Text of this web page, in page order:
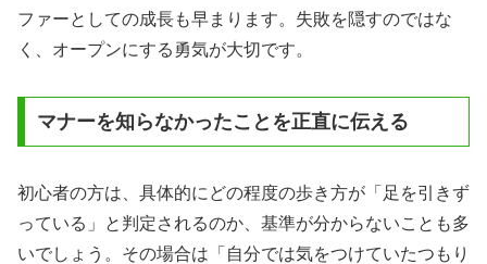
ファーとしての成長も早まります。失敗を隠すのではな
く、オープンにする勇気が大切です。
マナーを知らなかったことを正直に伝える
初心者の方は、具体的にどの程度の歩き方が「足を引きず
っている」と判定されるのか、基準が分からないことも多
いでしょう。その場合は「自分では気をつけていたつもり